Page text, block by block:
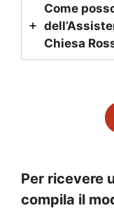
Come
Chiesa
Per ricevere
compila il